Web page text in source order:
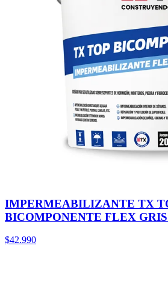
IMPERMEABILIZANTE TX
BICOMPONENTE FLEX
$42.990